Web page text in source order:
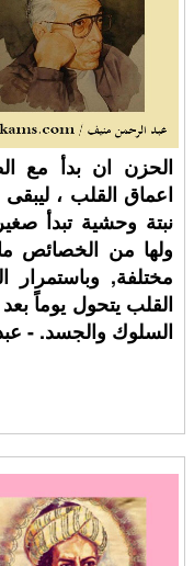
الحزن ان بدأ مع
اعماق القلب ،
نبتة وحشية تبدأ
ولها من الخصائص
مختلفة, وباستمرار
القلب يتحول يوماً
السلوك والجسد. -